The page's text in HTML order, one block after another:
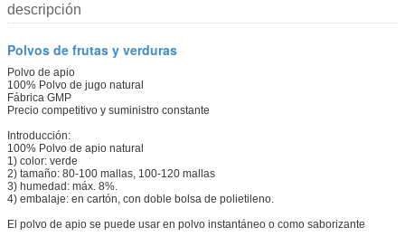
descripción
Polvos de frutas y verduras
Polvo de apio
100% Polvo de jugo natural
Fábrica GMP
Precio competitivo y suministro constante
Introducción:
100% Polvo de apio natural
1) color: verde
2) tamaño: 80-100 mallas, 100-120 mallas
3) humedad: máx. 8%.
4) embalaje: en cartón, con doble bolsa de polietileno.
El polvo de apio se puede usar en polvo instantáneo o como saborizante